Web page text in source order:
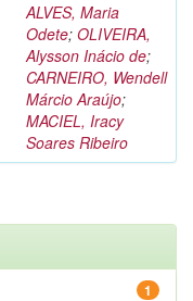
ALVES, Maria
Odete; OLIVEIRA,
Alysson Inácio de;
CARNEIRO, Wendell
Márcio Araújo;
MACIEL, Iracy
Soares Ribeiro
1